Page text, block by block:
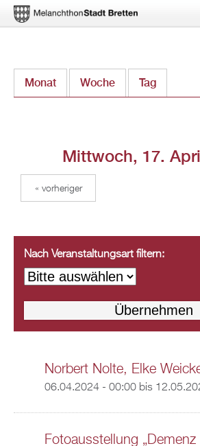
zum
Monat Woche Tag
Mittwoch, 17.
« vorheriger
Nach Veranstaltungsart filtern:
Norbert Nolte, Elke
06.04.2024 - 00:00bis
Fotoausstellung „Demenz